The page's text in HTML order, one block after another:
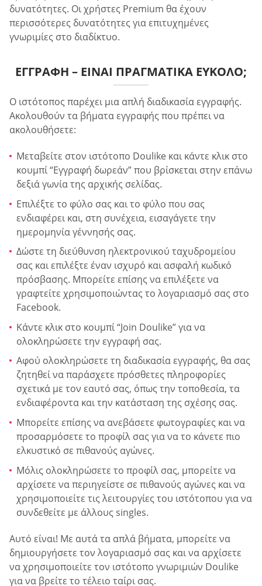
δυνατότητες. Οι χρήστες Premium θα έχουν
περισσότερες δυνατότητες για επιτυχημένες
γνωριμίες στο διαδίκτυο.
ΕΓΓΡΑΦΉ – ΕΊΝΑΙ ΠΡΑΓΜΑΤΙΚΆ ΕΎΚΟΛΟ;
Ο ιστότοπος παρέχει μια απλή διαδικασία εγγραφής.
Ακολουθούν τα βήματα εγγραφής που πρέπει να
ακολουθήσετε:
Μεταβείτε στον ιστότοπο Doulike και κάντε κλικ στο
κουμπί “Εγγραφή δωρεάν” που βρίσκεται στην επάνω
δεξιά γωνία της αρχικής σελίδας.
Επιλέξτε το φύλο σας και το φύλο που σας
ενδιαφέρει και, στη συνέχεια, εισαγάγετε την
ημερομηνία γέννησής σας.
Δώστε τη διεύθυνση ηλεκτρονικού ταχυδρομείου
σας και επιλέξτε έναν ισχυρό και ασφαλή κωδικό
πρόσβασης. Μπορείτε επίσης να επιλέξετε να
γραφτείτε χρησιμοποιώντας το λογαριασμό σας στο
Facebook.
Κάντε κλικ στο κουμπί “Join Doulike” για να
ολοκληρώσετε την εγγραφή σας.
Αφού ολοκληρώσετε τη διαδικασία εγγραφής, θα σας
ζητηθεί να παράσχετε πρόσθετες πληροφορίες
σχετικά με τον εαυτό σας, όπως την τοποθεσία, τα
ενδιαφέροντα και την κατάσταση της σχέσης σας.
Μπορείτε επίσης να ανεβάσετε φωτογραφίες και να
προσαρμόσετε το προφίλ σας για να το κάνετε πιο
ελκυστικό σε πιθανούς αγώνες.
Μόλις ολοκληρώσετε το προφίλ σας, μπορείτε να
αρχίσετε να περιηγείστε σε πιθανούς αγώνες και να
χρησιμοποιείτε τις λειτουργίες του ιστότοπου για να
συνδεθείτε με άλλους singles.
Αυτό είναι! Με αυτά τα απλά βήματα, μπορείτε να
δημιουργήσετε τον λογαριασμό σας και να αρχίσετε
να χρησιμοποιείτε τον ιστότοπο γνωριμιών Doulike
για να βρείτε το τέλειο ταίρι σας.